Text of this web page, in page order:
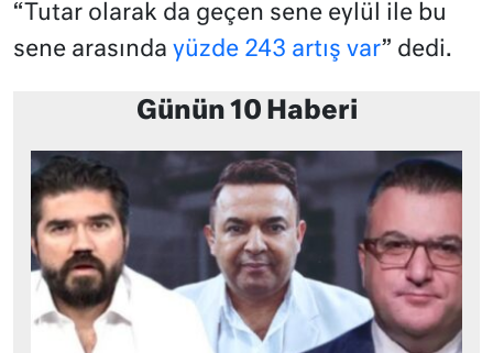
“Tutar olarak da geçen sene eylül ile bu
sene arasında yüzde 243 artış var” dedi.
Günün 10 Haberi